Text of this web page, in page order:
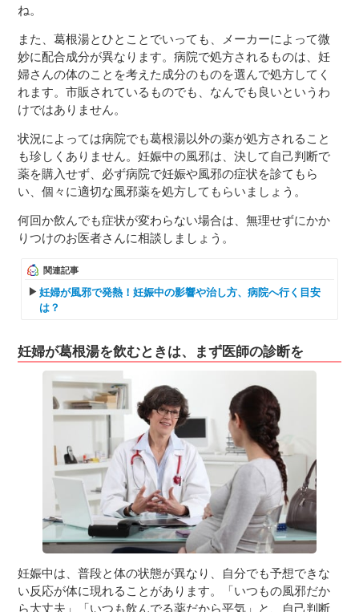
ね。
また、葛根湯とひとことでいっても、メーカーによって微
妙に配合成分が異なります。病院で処方されるものは、妊
婦さんの体のことを考えた成分のものを選んで処方してく
れます。市販されているものでも、なんでも良いというわ
けではありません。
状況によっては病院でも葛根湯以外の薬が処方されること
も珍しくありません。妊娠中の風邪は、決して自己判断で
薬を購入せず、必ず病院で妊娠や風邪の症状を診てもら
い、個々に適切な風邪薬を処方してもらいましょう。
何回か飲んでも症状が変わらない場合は、無理せずにかか
りつけのお医者さんに相談しましょう。
関連記事
妊婦が風邪で発熱！妊娠中の影響や治し方、病院へ行く目安
は？
妊婦が葛根湯を飲むときは、まず医師の診断を
妊娠中は、普段と体の状態が異なり、自分でも予想できな
い反応が体に現れることがあります。「いつもの風邪だか
ら大丈夫」「いつも飲んでる薬だから平気」と、自己判断